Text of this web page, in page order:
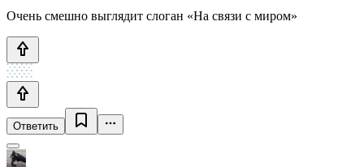
Очень смешно выглядит слоган «На связи с миром»
Ответить